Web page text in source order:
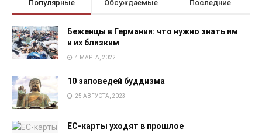
Популярные Обсуждаемые Последние
Беженцы в Германии: что нужно знать им
и их близким
4 МАРТА, 2022
10 заповедей буддизма
25 АВГУСТА, 2023
EC-карты уходят в прошлое